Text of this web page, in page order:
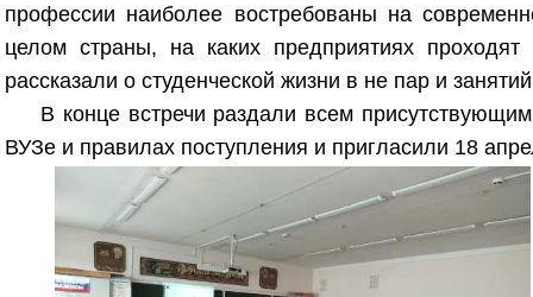
профессии наиболее востребованы на
целом страны, на каких предприятиях
рассказали о студенческой жизни в не пар и
В конце встречи раздали всем
ВУЗе и правилах поступления и пригласили 18